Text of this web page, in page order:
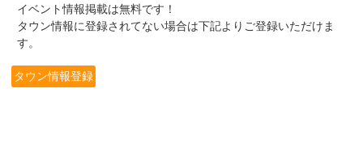
イベント情報掲載は無料です！
タウン情報に登録されてない場合は下記よりご登録いただけま
す。
タウン情報登録